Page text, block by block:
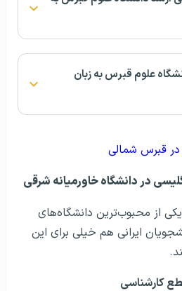
علوم قبرس به زبان
در قبرس شمالی
در دانشگاه خاورمیانه شرقی
از محبوب‌ترین دانشگاه‌های
ایرانی هم خیلی برای این
کارشناسی